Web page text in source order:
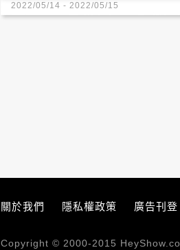
2022/05/14 - 2022/05/15
關於我們 隱私權政策 廣告刊登
Copyright © 2000-2015